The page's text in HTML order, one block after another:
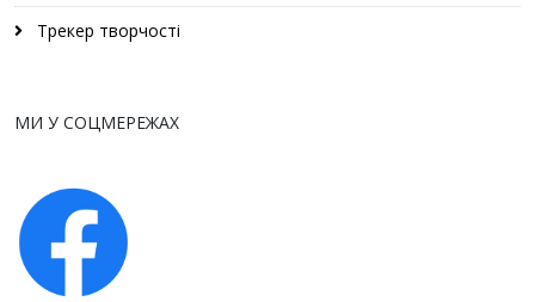
Трекер творчості
МИ У СОЦМЕРЕЖАХ